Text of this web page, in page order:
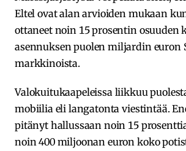
Eltel ovat alan arvioiden mukaan
ottaneet noin 15 prosentin osuuden
asennuksen puolen miljardin euron
markkinoista.
Valokuitukaapeleissa liikkuu
mobiilia eli langatonta viestintää.
pitänyt hallussaan noin 15
noin 400 miljoonan euron koko